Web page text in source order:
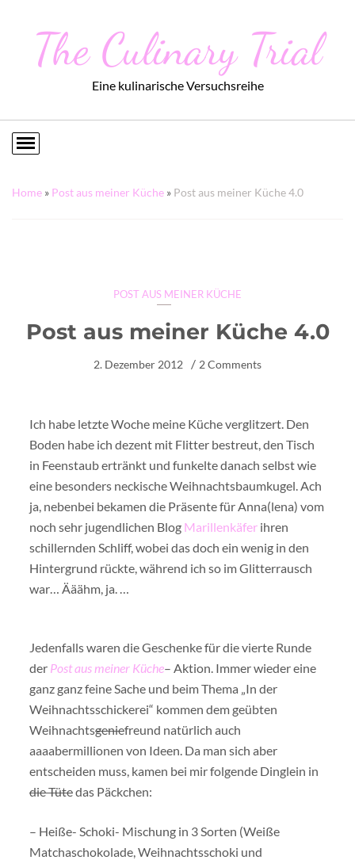
The Culinary Trial
Eine kulinarische Versuchsreihe
Home » Post aus meiner Küche » Post aus meiner Küche 4.0
POST AUS MEINER KÜCHE
Post aus meiner Küche 4.0
2. Dezember 2012 2 Comments
Ich habe letzte Woche meine Küche verglitzert. Den
Boden habe ich dezent mit Flitter bestreut, den Tisch
in Feenstaub ertränkt und funkelte danach selbst wie
eine besonders neckische Weihnachtsbaumkugel. Ach
ja, nebenbei bekamen die Präsente für Anna(lena) vom
noch sehr jugendlichen Blog Marillenkäfer ihren
schillernden Schliff, wobei das doch ein wenig in den
Hintergrund rückte, während ich so im Glitterrausch
war… Ääähm, ja. …
Jedenfalls waren die Geschenke für die vierte Runde
der Post aus meiner Küche– Aktion. Immer wieder eine
ganz ganz feine Sache und beim Thema „In der
Weihnachtsschickerei“ kommen dem geübten
Weihnachtsgeniefreund natürlich auch
aaaabermillionen von Ideen. Da man sich aber
entscheiden muss, kamen bei mir folgende Dinglein in
die Tütedas Päckchen:
– Heiße- Schoki- Mischung in 3 Sorten (Weiße
Matchaschokolade, Weihnachtsschoki und